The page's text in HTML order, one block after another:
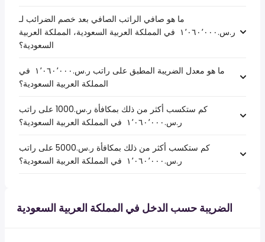
ما هو صافي الراتب الصافي بعد خصم الضرائب لـ
ر.س.‏١٬٠٦٠٬٠٠٠ ‏ في المملكة العربية السعودية، المملكة العربية
السعودية؟
ما هو معدل الضريبة المطبق على راتب ر.س.‏١٬٠٦٠٬٠٠٠ ‏ في
المملكة العربية السعودية؟
كم ستكسب أكثر من ذلك بمكافأة ر.س.1000 على راتب
ر.س.‏١٬٠٦٠٬٠٠٠ ‏ في المملكة العربية السعودية؟
كم ستكسب أكثر من ذلك بمكافأة ر.س.5000 على راتب
ر.س.‏١٬٠٦٠٬٠٠٠ ‏ في المملكة العربية السعودية؟
الضريبة حسب الدخل في المملكة العربية السعودية